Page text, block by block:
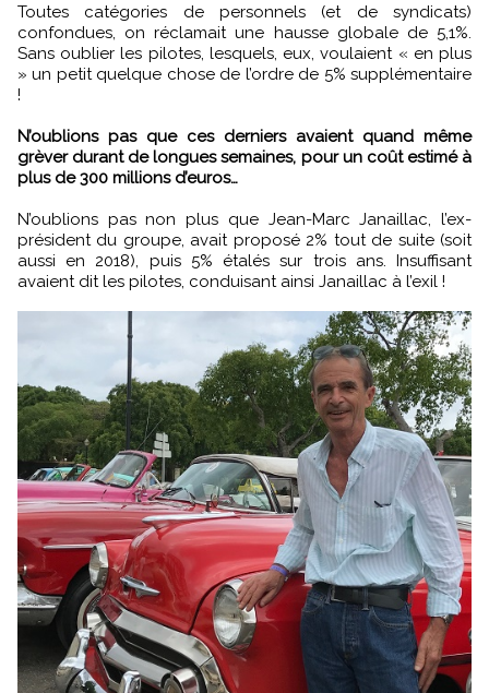
Toutes catégories de personnels (et de syndicats)
confondues, on réclamait une hausse globale de 5,1%.
Sans oublier les pilotes, lesquels, eux, voulaient « en plus
» un petit quelque chose de l’ordre de 5% supplémentaire
!
N’oublions pas que ces derniers avaient quand même
grèver durant de longues semaines, pour un coût estimé à
plus de 300 millions d’euros…
N’oublions pas non plus que Jean-Marc Janaillac, l’ex-
président du groupe, avait proposé 2% tout de suite (soit
aussi en 2018), puis 5% étalés sur trois ans. Insuffisant
avaient dit les pilotes, conduisant ainsi Janaillac à l’exil !